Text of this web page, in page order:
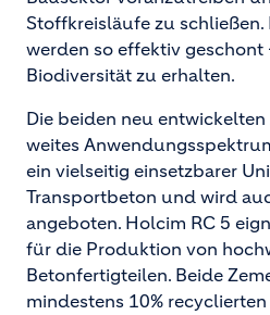
Stoffkreisläufe zu
werden so effektiv geschont
Biodiversität zu erhalten.
Die beiden neu
weites
ein vielseitig einsetzbarer
Transportbeton und wird
angeboten. Holcim RC 5
für die Produktion von
Betonfertigteilen. Beide
mindestens 10% recyclierten